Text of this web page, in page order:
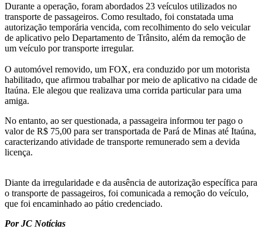
Durante a operação, foram abordados 23 veículos utilizados no
transporte de passageiros. Como resultado, foi constatada uma
autorização temporária vencida, com recolhimento do selo veicular
de aplicativo pelo Departamento de Trânsito, além da remoção de
um veículo por transporte irregular.
O automóvel removido, um FOX, era conduzido por um motorista
habilitado, que afirmou trabalhar por meio de aplicativo na cidade de
Itaúna. Ele alegou que realizava uma corrida particular para uma
amiga.
No entanto, ao ser questionada, a passageira informou ter pago o
valor de R$ 75,00 para ser transportada de Pará de Minas até Itaúna,
caracterizando atividade de transporte remunerado sem a devida
licença.
Diante da irregularidade e da ausência de autorização específica para
o transporte de passageiros, foi comunicada a remoção do veículo,
que foi encaminhado ao pátio credenciado.
Por JC Notícias